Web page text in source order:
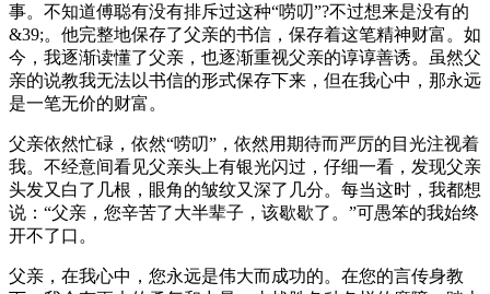
事。不知道傅聪有没有排斥过这种“唠叨”?不过想来是没有的
&39;。他完整地保存了父亲的书信，保存着这笔精神财富。如
今，我逐渐读懂了父亲，也逐渐重视父亲的谆谆善诱。虽然父
亲的说教我无法以书信的形式保存下来，但在我心中，那永远
是一笔无价的财富。
父亲依然忙碌，依然“唠叨”，依然用期待而严厉的目光注视着
我。不经意间看见父亲头上有银光闪过，仔细一看，发现父亲
头发又白了几根，眼角的皱纹又深了几分。每当这时，我都想
说：“父亲，您辛苦了大半辈子，该歇歇了。”可愚笨的我始终
开不了口。
父亲，在我心中，您永远是伟大而成功的。在您的言传身教